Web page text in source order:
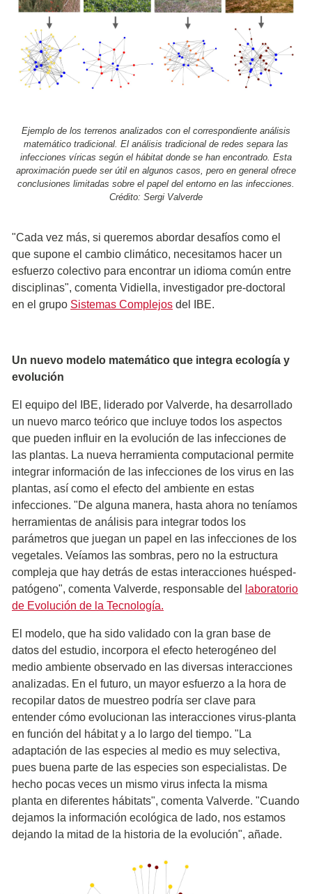
Ejemplo de los terrenos analizados con el correspondiente análisis
matemático tradicional. El análisis tradicional de redes separa las
infecciones víricas según el hábitat donde se han encontrado. Esta
aproximación puede ser útil en algunos casos, pero en general ofrece
conclusiones limitadas sobre el papel del entorno en las infecciones.
Crédito: Sergi Valverde
"Cada vez más, si queremos abordar desafíos como el
que supone el cambio climático, necesitamos hacer un
esfuerzo colectivo para encontrar un idioma común entre
disciplinas", comenta Vidiella, investigador pre-doctoral
en el grupo Sistemas Complejos del IBE.
Un nuevo modelo matemático que integra ecología y
evolución
El equipo del IBE, liderado por Valverde, ha desarrollado
un nuevo marco teórico que incluye todos los aspectos
que pueden influir en la evolución de las infecciones de
las plantas. La nueva herramienta computacional permite
integrar información de las infecciones de los virus en las
plantas, así como el efecto del ambiente en estas
infecciones. "De alguna manera, hasta ahora no teníamos
herramientas de análisis para integrar todos los
parámetros que juegan un papel en las infecciones de los
vegetales. Veíamos las sombras, pero no la estructura
compleja que hay detrás de estas interacciones huésped-
patógeno", comenta Valverde, responsable del
laboratorio
de Evolución de la Tecnología.
El modelo, que ha sido validado con la gran base de
datos del estudio, incorpora el efecto heterogéneo del
medio ambiente observado en las diversas interacciones
analizadas. En el futuro, un mayor esfuerzo a la hora de
recopilar datos de muestreo podría ser clave para
entender cómo evolucionan las interacciones virus-planta
en función del hábitat y a lo largo del tiempo. "La
adaptación de las especies al medio es muy selectiva,
pues buena parte de las especies son especialistas. De
hecho pocas veces un mismo virus infecta la misma
planta en diferentes hábitats", comenta Valverde. "Cuando
dejamos la información ecológica de lado, nos estamos
dejando la mitad de la historia de la evolución", añade.